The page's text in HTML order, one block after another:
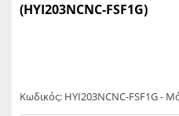
(HYI203NCNC-FSF1G)
Κωδικός: HYI203NCNC-FSF1G -